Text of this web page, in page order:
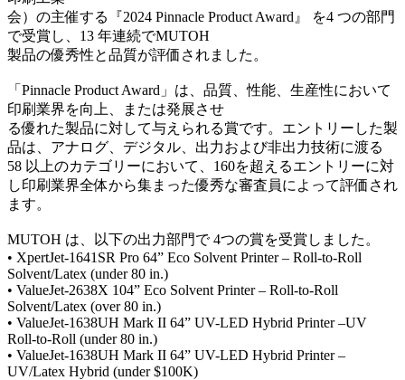
会）の主催する『2024 Pinnacle Product Award』 を4 つの部門
で受賞し、13 年連続でMUTOH
製品の優秀性と品質が評価されました。
「Pinnacle Product Award」は、品質、性能、生産性において
印刷業界を向上、または発展させ
る優れた製品に対して与えられる賞です。エントリーした製
品は、アナログ、デジタル、出力および非出力技術に渡る
58 以上のカテゴリーにおいて、160を超えるエントリーに対
し印刷業界全体から集まった優秀な審査員によって評価され
ます。
MUTOH は、以下の出力部門で 4つの賞を受賞しました。
• XpertJet-1641SR Pro 64” Eco Solvent Printer – Roll-to-Roll
Solvent/Latex (under 80 in.)
• ValueJet-2638X 104” Eco Solvent Printer – Roll-to-Roll
Solvent/Latex (over 80 in.)
• ValueJet-1638UH Mark II 64” UV-LED Hybrid Printer –UV
Roll-to-Roll (under 80 in.)
• ValueJet-1638UH Mark II 64” UV-LED Hybrid Printer –
UV/Latex Hybrid (under $100K)